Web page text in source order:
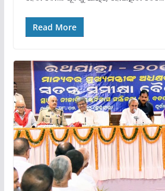
Read More